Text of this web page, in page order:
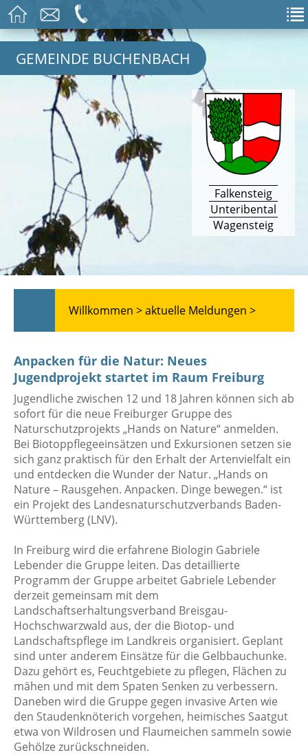
GEMEINDE BUCHENBACH
Falkensteig
Unteribental
Wagensteig
Willkommen >aktuelle Meldungen >
Anpacken für die Natur: Neues
Jugendprojekt startet im Raum Freiburg
Jugendliche zwischen 12 und 18 Jahren können sich ab
sofort für die neue Freiburger Gruppe des
Naturschutzprojekts „Hands on Nature“ anmelden.
Bei Biotoppflegeeinsätzen und Exkursionen setzen sie
sich ganz praktisch für den Erhalt der Artenvielfalt ein
und entdecken die Wunder der Natur. „Hands on
Nature – Rausgehen. Anpacken. Dinge bewegen.“ ist
ein Projekt des Landesnaturschutzverbands Baden-
Württemberg (LNV).
In Freiburg wird die erfahrene Biologin Gabriele
Lebender die Gruppe leiten. Das detaillierte
Programm der Gruppe arbeitet Gabriele Lebender
derzeit gemeinsam mit dem
Landschaftserhaltungsverband Breisgau-
Hochschwarzwald aus, der die Biotop- und
Landschaftspflege im Landkreis organisiert. Geplant
sind unter anderem Einsätze für die Gelbbauchunke.
Dazu gehört es, Feuchtgebiete zu pflegen, Flächen zu
mähen und mit dem Spaten Senken zu verbessern.
Daneben wird die Gruppe gegen invasive Arten wie
den Staudenknöterich vorgehen, heimisches Saatgut
etwa von Wildrosen und Flaumeichen sammeln sowie
Gehölze zurückschneiden.